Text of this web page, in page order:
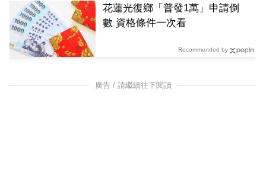
花蓮光復鄉「普發1萬」申請倒
數 資格條件一次看
Recommended by
廣告 / 請繼續往下閱讀